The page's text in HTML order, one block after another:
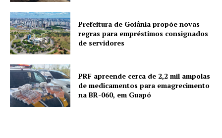
Prefeitura de Goiânia propõe novas
regras para empréstimos consignados
de servidores
PRF apreende cerca de 2,2 mil ampolas
de medicamentos para emagrecimento
na BR-060, em Guapó